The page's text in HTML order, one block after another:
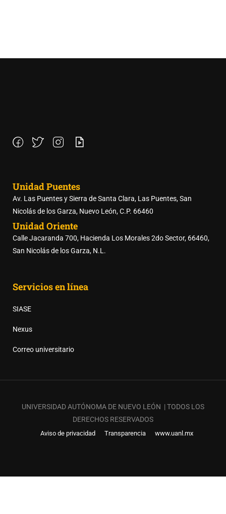
Unidad Puentes
Av. Las Puentes y Sierra de Santa Clara, Las Puentes, San
Nicolás de los Garza, Nuevo León, C.P. 66460
Unidad Oriente
Calle Jacaranda 700, Hacienda Los Morales 2do Sector, 66460,
San Nicolás de los Garza, N.L.
Servicios en línea
SIASE
Nexus
Correo universitario
UNIVERSIDAD AUTÓNOMA DE NUEVO LEÓN | TODOS LOS
DERECHOS RESERVADOS
Aviso de privacidad Transparencia www.uanl.mx